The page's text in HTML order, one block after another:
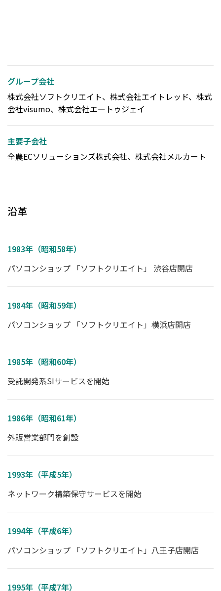
グループ会社
株式会社ソフトクリエイト、株式会社エイトレッド、株式
会社visumo、株式会社エートゥジェイ
主要子会社
全農ECソリューションズ株式会社、株式会社メルカート
沿革
1983年（昭和58年）
パソコンショップ 「ソフトクリエイト」 渋谷店開店
1984年（昭和59年）
パソコンショップ 「ソフトクリエイト」横浜店開店
1985年（昭和60年）
受託開発系SIサービスを開始
1986年（昭和61年）
外販営業部門を創設
1993年（平成5年）
ネットワーク構築保守サービスを開始
1994年（平成6年）
パソコンショップ 「ソフトクリエイト」八王子店開店
1995年（平成7年）